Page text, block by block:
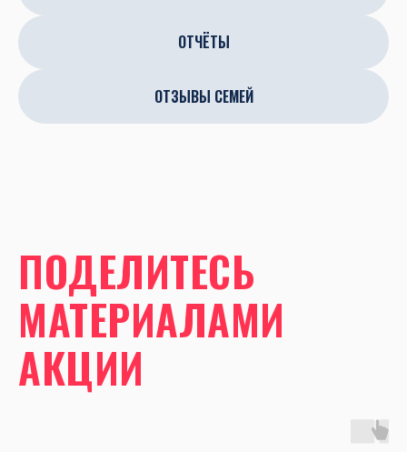
ОТЧЁТЫ
ОТЗЫВЫ СЕМЕЙ
ПОДЕЛИТЕСЬ
МАТЕРИАЛАМИ
АКЦИИ